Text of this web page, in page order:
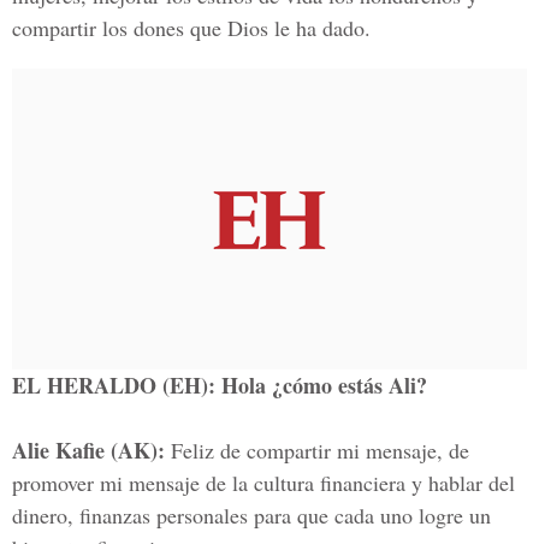
compartir los dones que Dios le ha dado.
EL HERALDO (EH): Hola ¿cómo estás Ali?
Alie Kafie (AK): Feliz de compartir mi mensaje, de
promover mi mensaje de la cultura financiera y hablar del
dinero, finanzas personales para que cada uno logre un